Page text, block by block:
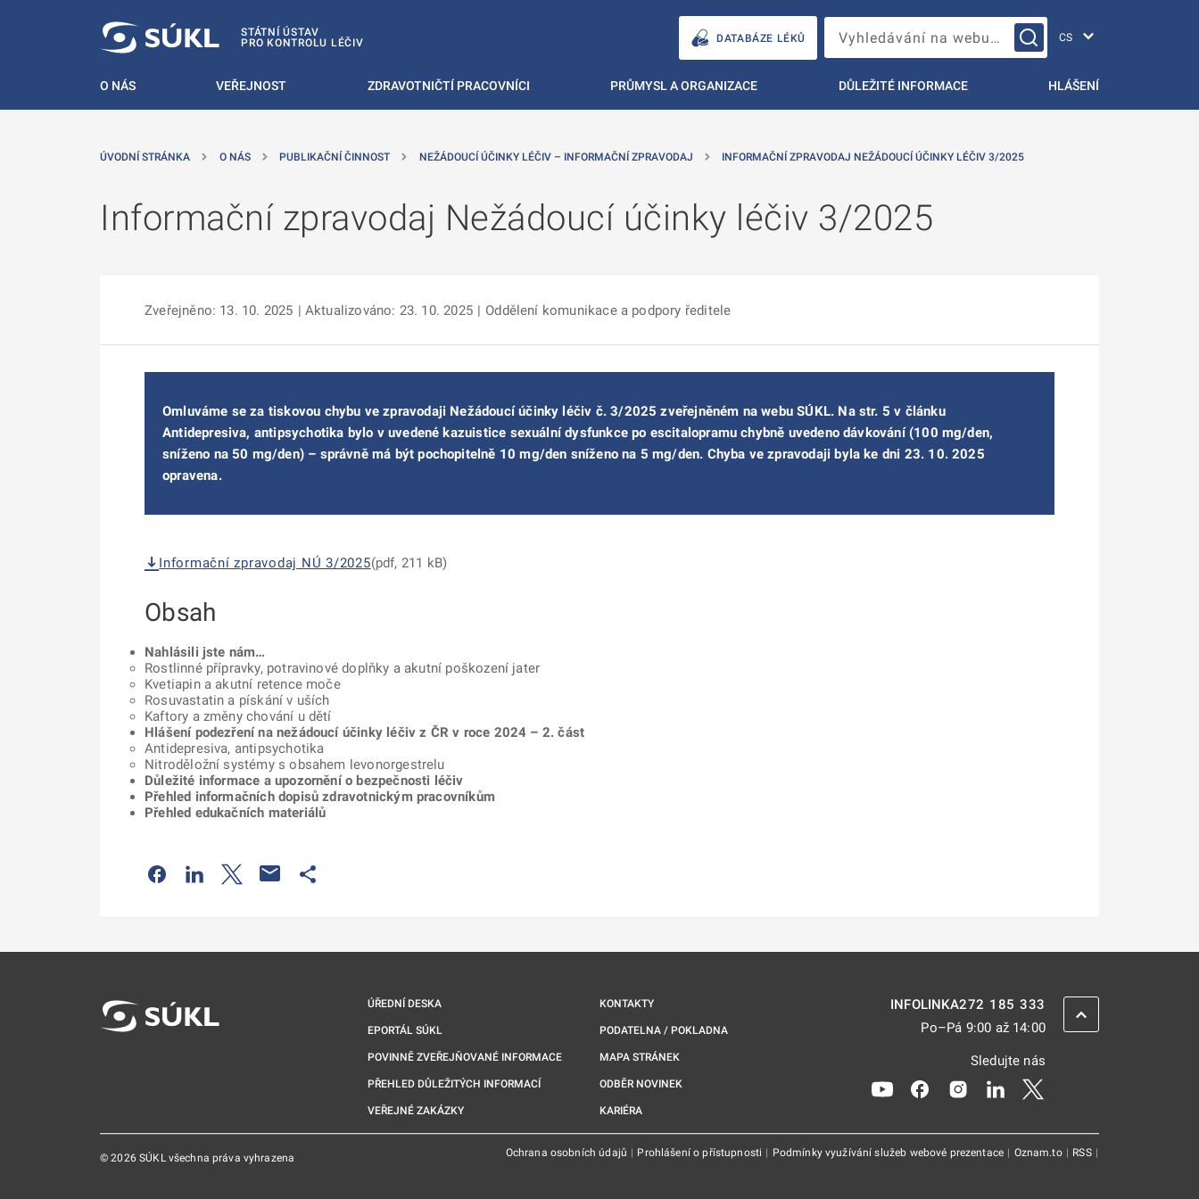
STÁTNÍ ÚSTAV
PRO KONTROLU LÉČIV
DATABÁZE LÉKŮ Vyhledávání na webu…
O NÁS VEŘEJNOST ZDRAVOTNIČTÍ PRACOVNÍCI PRŮMYSL A ORGANIZACE DŮLEŽITÉ INFORMACE HLÁŠENÍ
ÚVODNÍ STRÁNKA O NÁS PUBLIKAČNÍ ČINNOST NEŽÁDOUCÍ ÚČINKY LÉČIV – INFORMAČNÍ ZPRAVODAJ INFORMAČNÍ ZPRAVODAJ NEŽÁDOUCÍ ÚČINKY LÉČIV 3/2025
Informační zpravodaj Nežádoucí účinky léčiv 3/2025
Zveřejněno: 13. 10. 2025 | Aktualizováno: 23. 10. 2025 | Oddělení komunikace a podpory ředitele
Omluváme se za tiskovou chybu ve zpravodaji Nežádoucí účinky léčiv č. 3/2025 zveřejněném na webu SÚKL. Na str. 5 v článku
Antidepresiva, antipsychotika bylo v uvedené kazuistice sexuální dysfunkce po escitalopramu chybně uvedeno dávkování (100 mg/den,
sníženo na 50 mg/den) – správně má být pochopitelně 10 mg/den sníženo na 5 mg/den. Chyba ve zpravodaji byla ke dni 23. 10. 2025
opravena.
Informační zpravodaj NÚ 3/2025(pdf, 211 kB)
Obsah
Nahlásili jste nám…
Rostlinné přípravky, potravinové doplňky a akutní poškození jater
Kvetiapin a akutní retence moče
Rosuvastatin a pískání v uších
Kaftory a změny chování u dětí
Hlášení podezření na nežádoucí účinky léčiv z ČR v roce 2024 – 2. část
Antidepresiva, antipsychotika
Nitroděložní systémy s obsahem levonorgestrelu
Důležité informace a upozornění o bezpečnosti léčiv
Přehled informačních dopisů zdravotnickým pracovníkům
Přehled edukačních materiálů
Odkaz se otevře na nové kartě
Odkaz se otevře na nové kartě
Odkaz se otevře na nové kartě
ÚŘEDNÍ DESKA
EPORTÁL SÚKL
POVINNĚ ZVEŘEJŇOVANÉ INFORMACE
PŘEHLED DŮLEŽITÝCH INFORMACÍ
VEŘEJNÉ ZAKÁZKY
KONTAKTY
PODATELNA / POKLADNA
MAPA STRÁNEK
ODBĚR NOVINEK
KARIÉRA
INFOLINKA272 185 333
Po–Pá 9:00 až 14:00
Sledujte nás
Odkaz se otevře na nové kartě
Odkaz se otevře na nové kartě
Odkaz se otevře na nové kartě
Odkaz se otevře na nové
© 2026 SÚKL všechna práva vyhrazena Ochrana osobních údajů | Prohlášení o přístupnosti | Podmínky využívání služeb webové prezentace | Oznam.to | RSS |
ZPĚT NAHORU